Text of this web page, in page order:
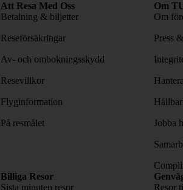
Att Resa Med Oss
Betalning & biljetter
Reseförsäkringar
Av- och ombokningsskydd
Resevillkor
Flyginformation
På resmålet
Om
Om
Press
Jobba
Billiga Resor
Sista minuten resor
Resor